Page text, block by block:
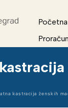
Početna
Proračun
kastracija ženskih